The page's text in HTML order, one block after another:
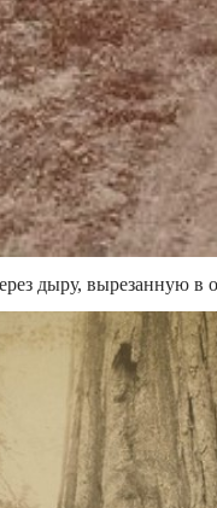
дыру, вырезанную